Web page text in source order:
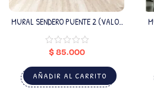
MURAL SENDERO PUENTE 2 (VALOR
$85.000
AÑADIR AL CARRITO